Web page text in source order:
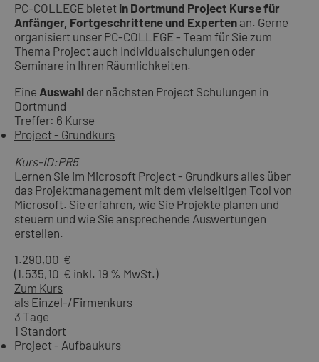
PC-COLLEGE bietet in Dortmund Project Kurse für
Anfänger, Fortgeschrittene und Experten an. Gerne
organisiert unser PC-COLLEGE - Team für Sie zum
Thema Project auch Individualschulungen oder
Seminare in Ihren Räumlichkeiten.
Eine Auswahl der nächsten Project Schulungen in
Dortmund
Treffer: 6 Kurse
Project - Grundkurs
Kurs-ID:PR5
Lernen Sie im Microsoft Project - Grundkurs alles über
das Projektmanagement mit dem vielseitigen Tool von
Microsoft. Sie erfahren, wie Sie Projekte planen und
steuern und wie Sie ansprechende Auswertungen
erstellen.
1.290,00 €
(1.535,10 € inkl. 19 % MwSt.)
Zum Kurs
als Einzel-/Firmenkurs
3 Tage
1 Standort
Project - Aufbaukurs